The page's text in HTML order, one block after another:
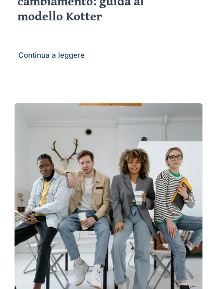
modello Kotter
Continua a leggere